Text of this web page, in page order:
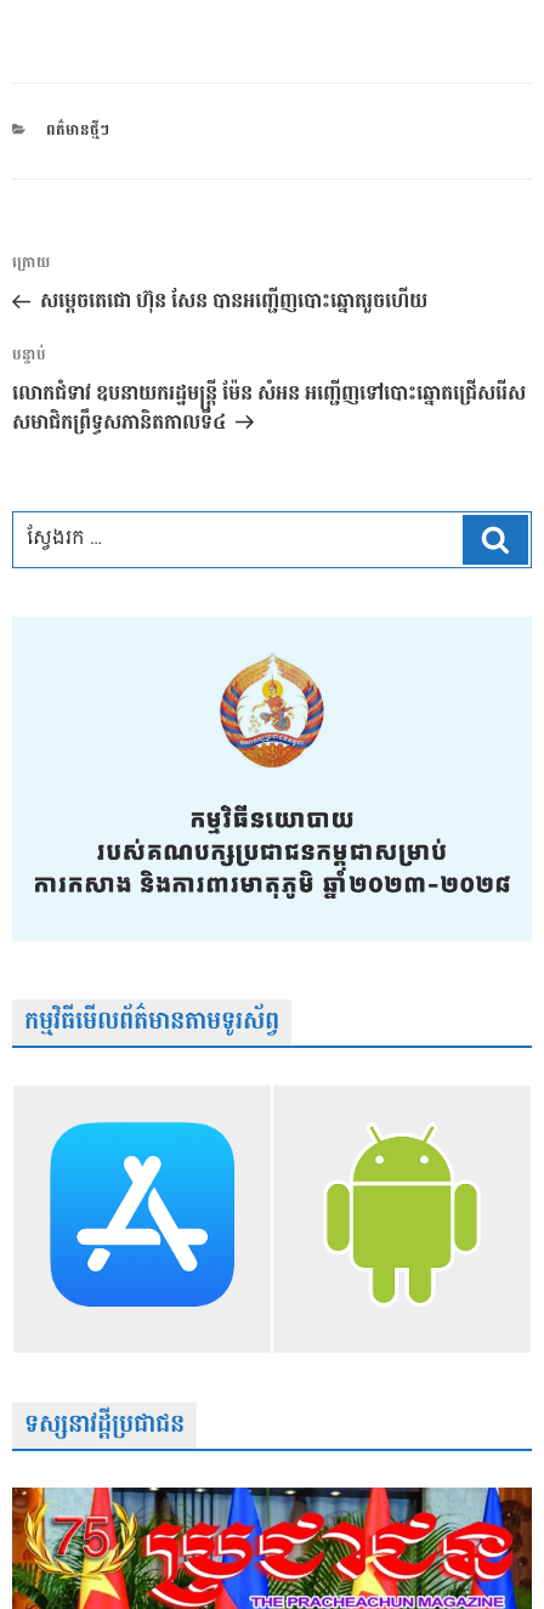
CATEGORIES
ពត៌មានថ្មីៗ
ការ​
នាំទិស​
ប្រកាស
អត្ថបទ
មុន
ក្រោយ
សម្តេចតេជោ ហ៊ុន សែន បានអញ្ជើញបោះឆ្នោតរួចហើយ
អត្ថបទ
បន្ទាប់
បន្ទាប់
លោកជំទាវ ឧបនាយករដ្ឋមន្ត្រី ម៉ែន សំអន អញ្ជើញទៅបោះឆ្នោតជ្រើសរើស
សមាជិកព្រឹទ្ធសភានិតកាលទី៤
កម្មវិធីមើលព័ត៌មានតាមទូរស័ព្វ
ទស្សនាវដ្តីប្រជាជន